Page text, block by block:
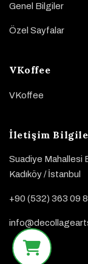
Genel Bilgiler
Özel Sayfalar
VKoffee
VKoffee
İletişim
Suadiye Mahallesi
Kadıköy / İstanbul
+90 (532) 363 09